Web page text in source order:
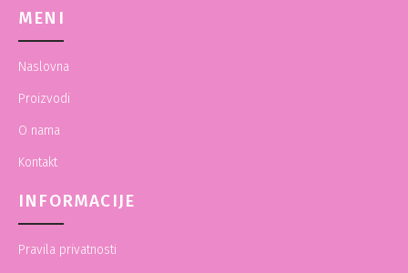
MENI
Naslovna
Proizvodi
O nama
Kontakt
INFORMACIJE
Pravila privatnosti